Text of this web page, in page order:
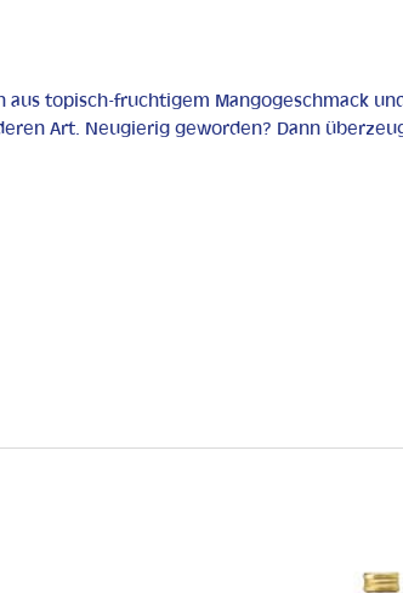
topisch-fruchtigem Mangogeschmack
Art. Neugierig geworden? Dann